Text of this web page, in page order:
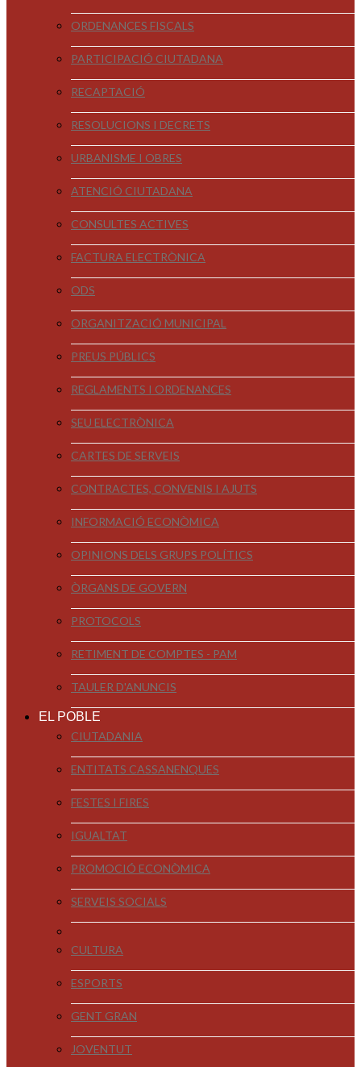
ORDENANCES FISCALS
PARTICIPACIÓ CIUTADANA
RECAPTACIÓ
RESOLUCIONS I DECRETS
URBANISME I OBRES
ATENCIÓ CIUTADANA
CONSULTES ACTIVES
FACTURA ELECTRÒNICA
ODS
ORGANITZACIÓ MUNICIPAL
PREUS PÚBLICS
REGLAMENTS I ORDENANCES
SEU ELECTRÒNICA
CARTES DE SERVEIS
CONTRACTES, CONVENIS I AJUTS
INFORMACIÓ ECONÒMICA
OPINIONS DELS GRUPS POLÍTICS
ÒRGANS DE GOVERN
PROTOCOLS
RETIMENT DE COMPTES - PAM
TAULER D'ANUNCIS
EL POBLE
CIUTADANIA
ENTITATS CASSANENQUES
FESTES I FIRES
IGUALTAT
PROMOCIÓ ECONÒMICA
SERVEIS SOCIALS
CULTURA
ESPORTS
GENT GRAN
JOVENTUT